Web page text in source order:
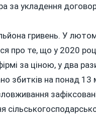
за укладення
гривень. У
про те, що у 2020
за ціною, у два
збитків на понад 13